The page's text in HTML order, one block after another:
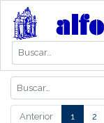
Anterior 1 2